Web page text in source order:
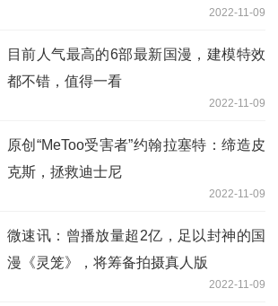
2022-11-09
目前人气最高的6部最新国漫，建模特效
都不错，值得一看
2022-11-09
原创“MeToo受害者”约翰拉塞特：缔造皮
克斯，拯救迪士尼
2022-11-09
微速讯：曾播放量超2亿，足以封神的国
漫《灵笼》，将筹备拍摄真人版
2022-11-09